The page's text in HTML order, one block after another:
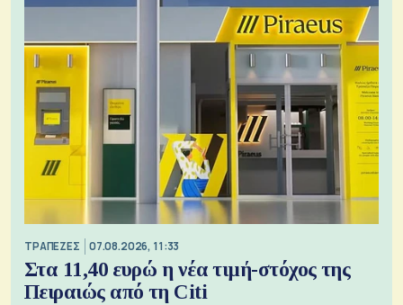
ΤΡΑΠΕΖΕΣ 07.08.2026, 11:33
Στα 11,40 ευρώ η νέα τιμή-στόχος της
Πειραιώς από τη Citi